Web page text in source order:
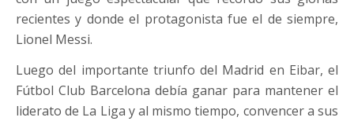
recientes y donde el protagonista fue el de siempre,
Lionel Messi.
Luego del importante triunfo del Madrid en Eibar, el
Fútbol Club Barcelona debía ganar para mantener el
liderato de La Liga y al mismo tiempo, convencer a sus